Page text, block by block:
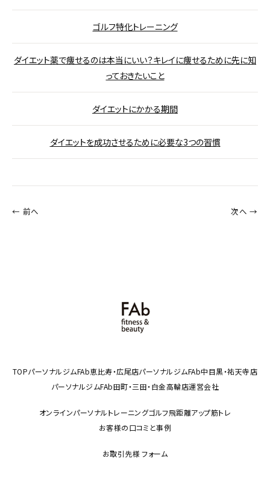
ゴルフ特化トレーニング
ダイエット薬で痩せるのは本当にいい？キレイに痩せるために先に知
っておきたいこと
ダイエットにかかる期間
ダイエットを成功させるために必要な3つの習慣
← 前へ 次へ →
TOPパーソナルジムFAb恵比寿・広尾店パーソナルジムFAb中目黒・祐天寺店
パーソナルジムFAb田町・三田・白金高輪店運営会社
オンラインパーソナルトレーニングゴルフ飛距離アップ筋トレ
お客様の口コミと事例
お取引先様 フォーム